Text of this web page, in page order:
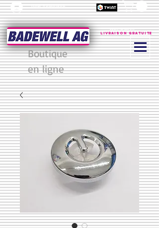
Jetzt Anmelden
Boutique
en ligne
à partir de 200 CHF
Livraison gratuite